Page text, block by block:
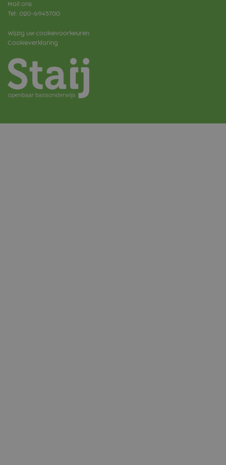
Mail ons
Tel: 020-6945700
Wijzig uw cookievoorkeuren
Cookieverklaring